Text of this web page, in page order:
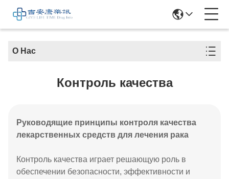
О Нас
Контроль качества
Руководящие принципы контроля качества
лекарственных средств для лечения рака
Контроль качества играет решающую роль в
обеспечении безопасности, эффективности и